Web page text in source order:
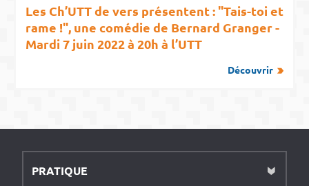
Les Ch’UTT de vers présentent : "Tais-toi et
rame !", une comédie de Bernard Granger -
Mardi 7 juin 2022 à 20h à l’UTT
Découvrir
PRATIQUE